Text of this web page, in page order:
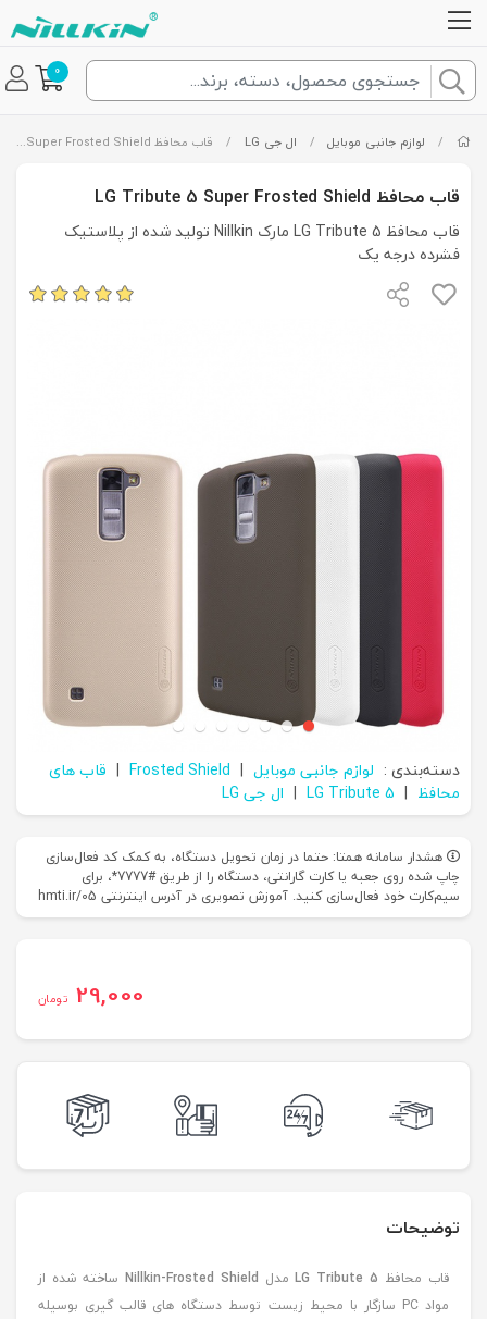
0
/ لوازم جانبی موبایل / ال جی LG / قاب محافظ LG Tribute 5 Super Frosted Shield
قاب محافظ LG Tribute 5 Super Frosted Shield
قاب محافظ LG Tribute 5 مارک Nillkin تولید شده از پلاستیک
فشرده درجه یک
دسته‌بندی : لوازم جانبی موبایل |
Frosted Shield
| قاب های
محافظ |
LG Tribute 5
| ال جی LG
هشدار سامانه همتا: حتما در زمان تحویل دستگاه، به کمک کد فعال‌سازی
چاپ شده روی جعبه یا کارت گارانتی، دستگاه را از طریق #7777*، برای
سیم‌کارت خود فعال‌سازی کنید. آموزش تصویری در آدرس اینترنتی hmti.ir/05
29,000 تومان
توضیحات
قاب محافظ LG Tribute 5مدل Nillkin-Frosted Shield ساخته شده از
مواد PC سازگار با محیط زیست توسط دستگاه های قالب گیری بوسیله